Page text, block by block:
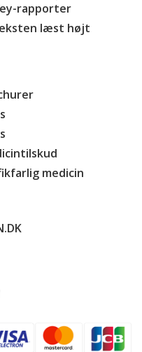
rapporter
læst højt
medicin